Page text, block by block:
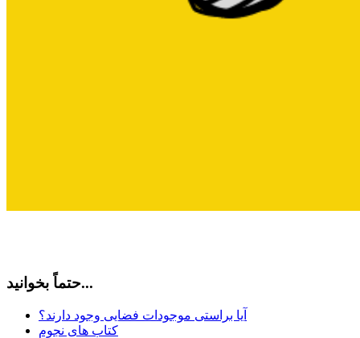
حتماً بخوانید...
آیا براستی موجودات فضایی وجود دارند؟
کتاب های نجوم